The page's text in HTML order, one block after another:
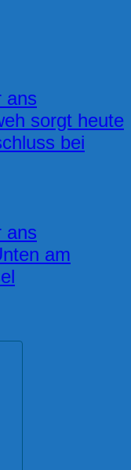
ans
sorgt heute
bei
ans
am